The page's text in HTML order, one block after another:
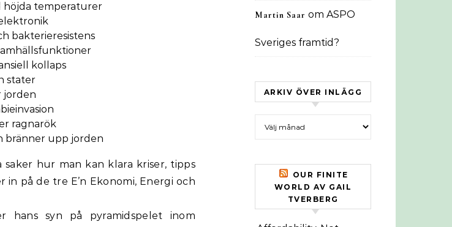
höjda temperaturer
bakterieresistens
kollaps
stater
jorden
ragnarök
bränner upp jorden
hur man kan klara kriser, tipps
in på de tre E’n Ekonomi, Energi och
hans syn på pyramidspelet inom
Martin Saar om ASPO
Sveriges framtid?
ARKIV ÖVER INLÄGG
OUR FINITE
WORLD AV GAIL
TVERBERG